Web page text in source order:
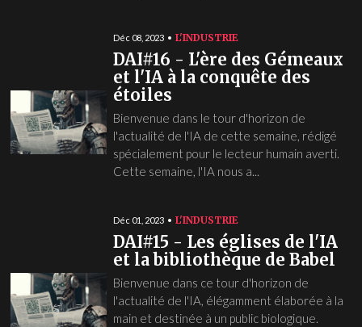
Déc 08, 2023 L'INDUSTRIE
DAI#16 - L'ère des Gémeaux
et l'IA à la conquête des
étoiles
Bienvenue dans le tour d'horizon de
l'actualité de l'IA de cette semaine, rédigé
spécialement pour le lecteur humain averti.
Cette semaine, l'IA nous a...
Déc 01, 2023 L'INDUSTRIE
DAI#15 - Les églises de l'IA
et la bibliothèque de Babel
Bienvenue dans ce tour d'horizon de
l'actualité de l'IA, élégamment élaborée à la
main et destinée à un public biologique.